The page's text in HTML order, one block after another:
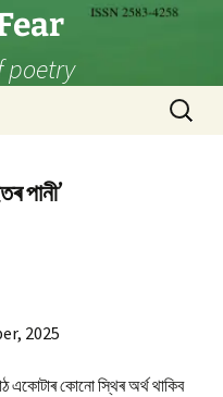
poetry
Search
for:
পানী’
2025
একোটাৰ কোনো স্থিৰ অৰ্থ থাকিব